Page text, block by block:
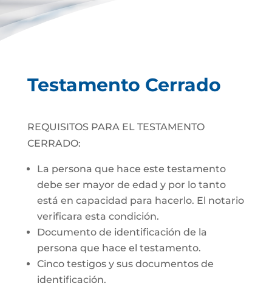
Testamento Cerrado
REQUISITOS PARA EL TESTAMENTO
CERRADO:
La persona que hace este testamento
debe ser mayor de edad y por lo tanto
está en capacidad para hacerlo. El notario
verificara esta condición.
Documento de identificación de la
persona que hace el testamento.
Cinco testigos y sus documentos de
identificación.